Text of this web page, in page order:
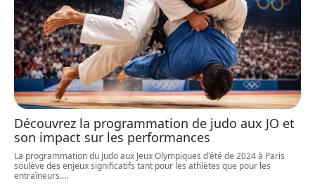
Découvrez la programmation de judo aux JO et
son impact sur les performances
La programmation du judo aux Jeux Olympiques d'été de 2024 à Paris
soulève des enjeux significatifs tant pour les athlètes que pour les
entraîneurs.…